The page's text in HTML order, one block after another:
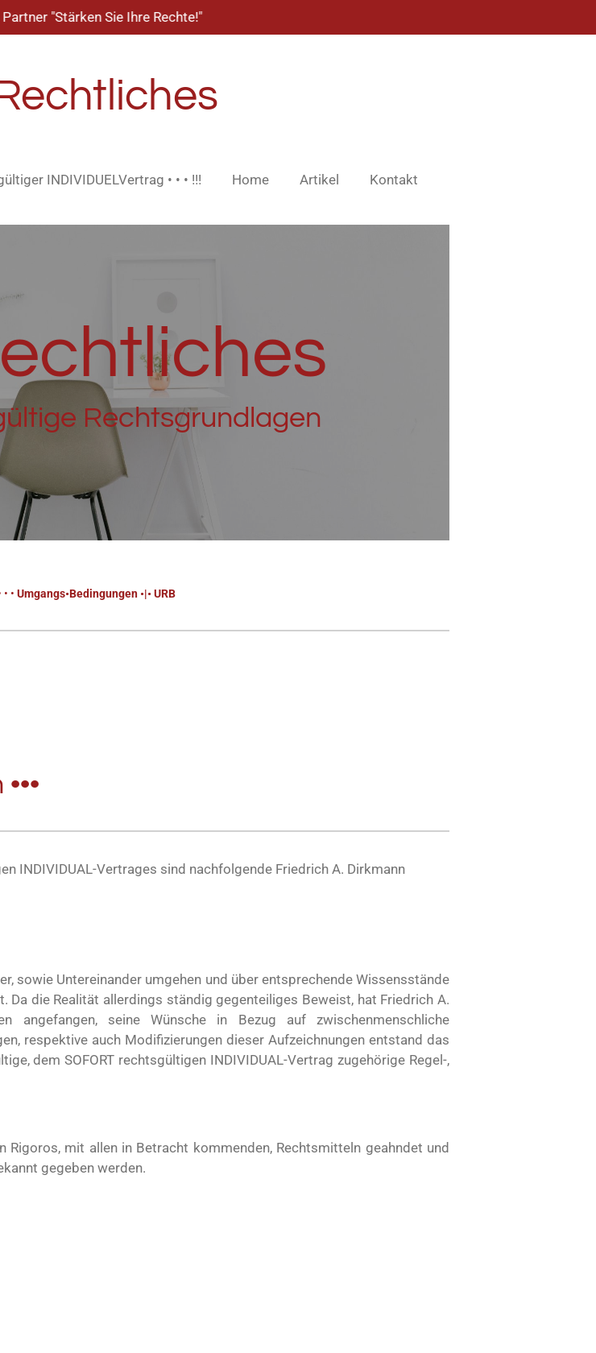
"Stärken Sie Ihre Rechte!"
INDIVIDUELVertrag • • • !!! Home Artikel Kontakt
Rechtsgrundlagen
• • Umgangs•Bedingungen •|•URB
INDIVIDUAL-Vertrages sind nachfolgende Friedrich A. Dirkmann
sowie Untereinander umgehen und über entsprechende Wissensstände
Da die Realität allerdings ständig gegenteiliges Beweist, hat Friedrich A.
angefangen, seine Wünsche in Bezug auf zwischenmenschliche
respektive auch Modifizierungen dieser Aufzeichnungen entstand das
dem SOFORT rechtsgültigen INDIVIDUAL-Vertrag zugehörige Regel-,
Rigoros, mit allen in Betracht kommenden, Rechtsmitteln geahndet und
gegeben werden.